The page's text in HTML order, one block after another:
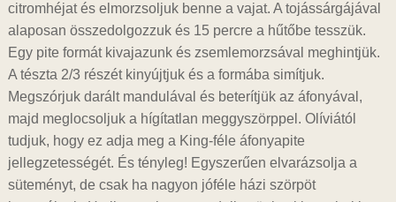
citromhéjat és elmorzsoljuk benne a vajat. A tojássárgájával
alaposan összedolgozzuk és 15 percre a hűtőbe tesszük.
Egy pite formát kivajazunk és zsemlemorzsával meghintjük.
A tészta 2/3 részét kinyújtjuk és a formába simítjuk.
Megszórjuk darált mandulával és beterítjük az áfonyával,
majd meglocsoljuk a hígítatlan meggyszörppel. Olíviától
tudjuk, hogy ez adja meg a King-féle áfonyapite
jellegzetességét. És tényleg! Egyszerűen elvarázsolja a
süteményt, de csak ha nagyon jóféle házi szörpöt